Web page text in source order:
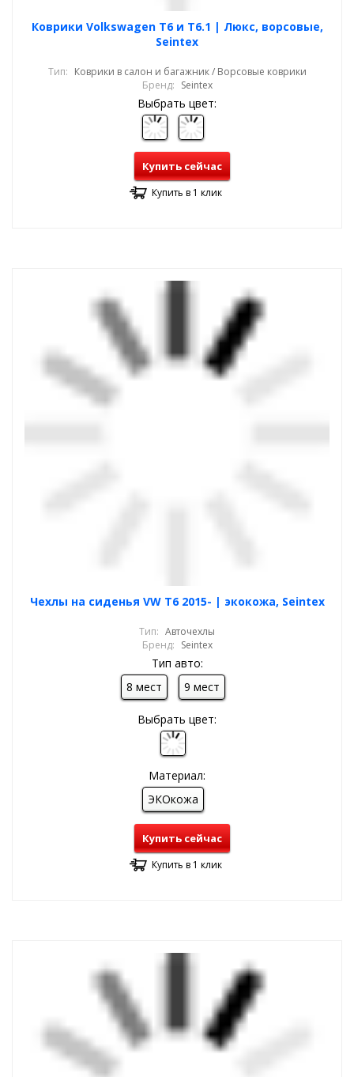
Коврики Volkswagen T6 и T6.1 | Люкс, ворсовые,
Seintex
Тип: Коврики в салон и багажник / Ворсовые коврики
Бренд: Seintex
Выбрать цвет:
Купить сейчас
Купить в 1 клик
Чехлы на сиденья VW T6 2015- | экокожа, Seintex
Тип: Авточехлы
Бренд: Seintex
Тип авто:
8 мест
9 мест
Выбрать цвет:
Материал:
ЭКОкожа
Купить сейчас
Купить в 1 клик